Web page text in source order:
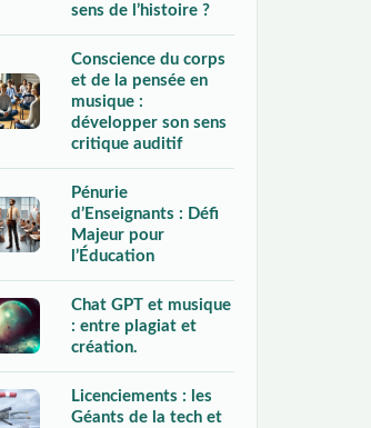
sens de l’histoire ?
Conscience du corps
et de la pensée en
musique :
développer son sens
critique auditif
Pénurie
d’Enseignants : Défi
Majeur pour
l’Éducation
Chat GPT et musique
: entre plagiat et
création.
Licenciements : les
Géants de la tech et